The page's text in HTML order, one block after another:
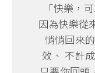
「快樂，
因為快樂從
悄悄回來
效、 不計